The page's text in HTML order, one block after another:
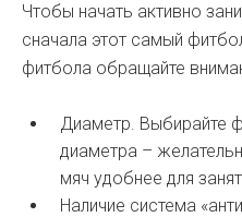
Чтобы начать активно
сначала этот самый
фитбола обращайте
Диаметр. Выбирайте
диаметра –
мяч удобнее для
Наличие система